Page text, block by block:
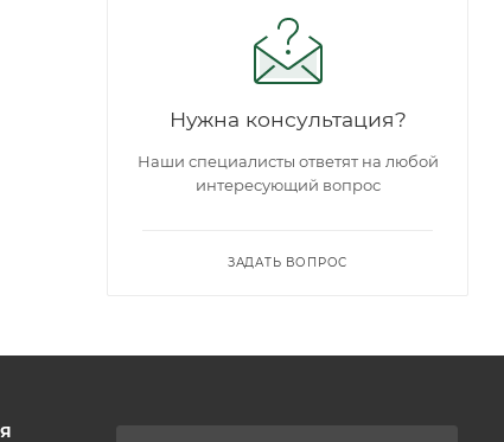
Нужна консультация?
Наши специалисты ответят на любой
интересующий вопрос
ЗАДАТЬ ВОПРОС